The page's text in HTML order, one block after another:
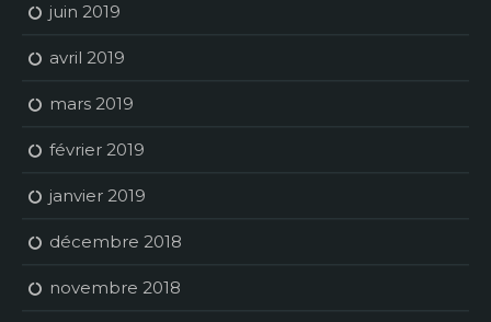
juin 2019
avril 2019
mars 2019
février 2019
janvier 2019
décembre 2018
novembre 2018